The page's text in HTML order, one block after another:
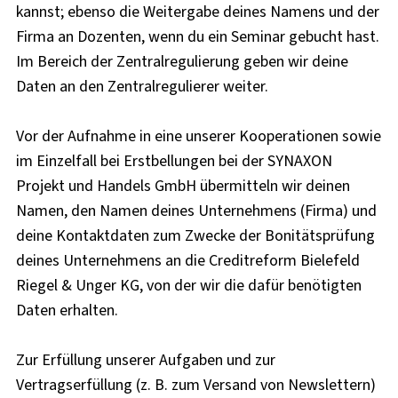
kannst; ebenso die Weitergabe deines Namens und der
Firma an Dozenten, wenn du ein Seminar gebucht hast.
Im Bereich der Zentralregulierung geben wir deine
Daten an den Zentralregulierer weiter.
Vor der Aufnahme in eine unserer Kooperationen sowie
im Einzelfall bei Erstbellungen bei der SYNAXON
Projekt und Handels GmbH übermitteln wir deinen
Namen, den Namen deines Unternehmens (Firma) und
deine Kontaktdaten zum Zwecke der Bonitätsprüfung
deines Unternehmens an die Creditreform Bielefeld
Riegel & Unger KG, von der wir die dafür benötigten
Daten erhalten.
Zur Erfüllung unserer Aufgaben und zur
Vertragserfüllung (z. B. zum Versand von Newslettern)